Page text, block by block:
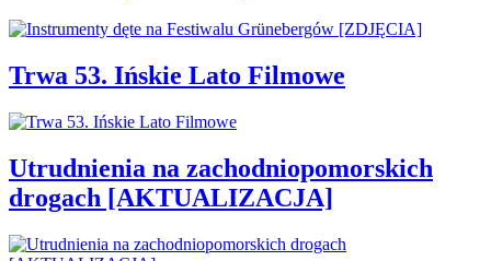
Trwa 53. Ińskie Lato Filmowe
Utrudnienia na zachodniopomorskich
drogach [AKTUALIZACJA]